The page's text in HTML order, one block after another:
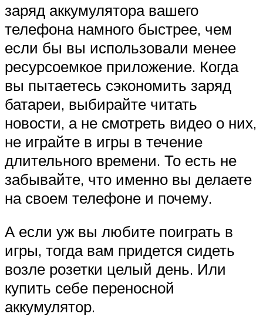
заряд аккумулятора вашего
телефона намного быстрее, чем
если бы вы использовали менее
ресурсоемкое приложение. Когда
вы пытаетесь сэкономить заряд
батареи, выбирайте читать
новости, а не смотреть видео о них,
не играйте в игры в течение
длительного времени. То есть не
забывайте, что именно вы делаете
на своем телефоне и почему.
А если уж вы любите поиграть в
игры, тогда вам придется сидеть
возле розетки целый день. Или
купить себе переносной
аккумулятор.